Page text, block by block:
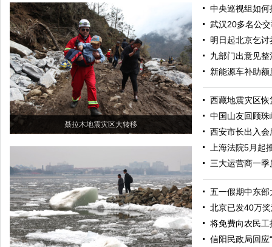
聂拉木地震灾区大转移
中央巡视组如
武汉20多名公
明日起北京乞
九部门出意见
新能源车补助
西藏地震灾区
中国山友回顾
西安市长出入
上海法院5月起
三大运营商一
五一假期中东部
北京已发40万
将免费向农民
信阳民政局回应